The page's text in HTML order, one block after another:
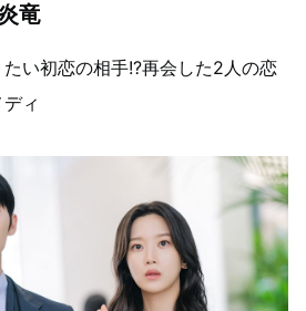
竜
い初恋の相手!?再会した2人の恋
ィ